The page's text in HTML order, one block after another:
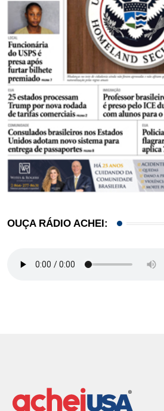
OUÇA RÁDIO ACHEI: